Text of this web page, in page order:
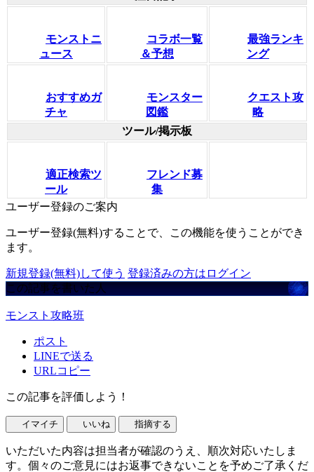
モンストニ
ュース
コラボ一覧
＆予想
最強ランキ
ング
おすすめガ
チャ
モンスター
図鑑
クエスト攻
略
ツール/掲示板
適正検索ツ
ール
フレンド募
集
ユーザー登録のご案内
ユーザー登録(無料)することで、この機能を使うことができ
ます。
新規登録(無料)して使う 登録済みの方はログイン
この記事を書いた人
モンスト攻略班
ポスト
LINEで送る
URLコピー
この記事を評価しよう！
イマイチ いいね 指摘する
いただいた内容は担当者が確認のうえ、順次対応いたしま
す。個々のご意見にはお返事できないことを予めご了承くだ